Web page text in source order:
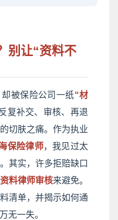
别让“资料不
被保险公司一纸“材
复补交、审核、再退
切肤之痛。作为执业
海保险律师，我见过太
其实，许多拒赔缺口
料律师审核来避免。
清单，并揭示如何通
无一失。